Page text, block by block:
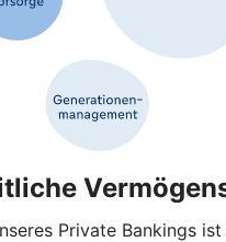
Private Bankings